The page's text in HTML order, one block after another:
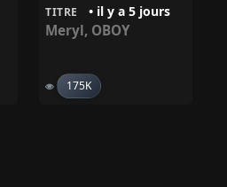
TITRE • il y a 5 jours
Meryl, OBOY
175K